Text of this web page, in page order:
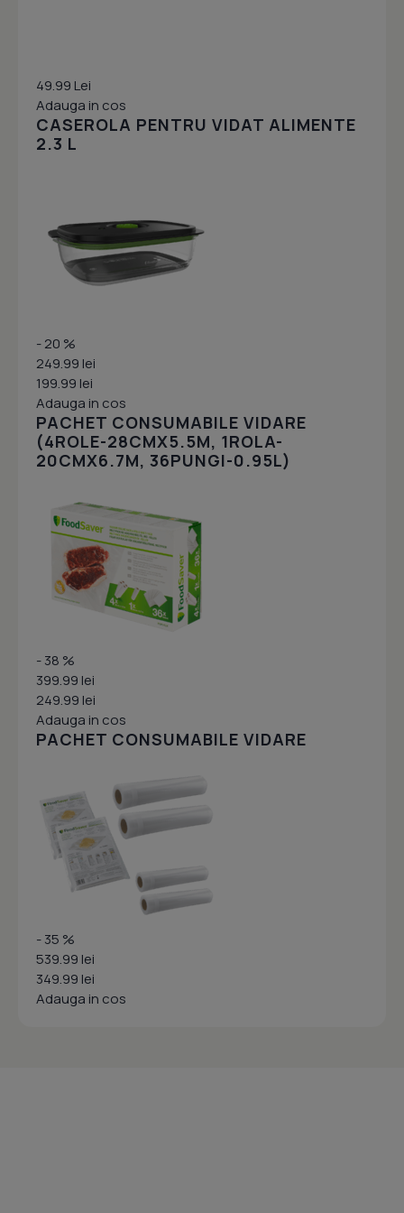
49.99 Lei
Adauga in cos
CASEROLA PENTRU VIDAT ALIMENTE
2.3 L
- 20 %
249.99 lei
199.99 lei
Adauga in cos
PACHET CONSUMABILE VIDARE
(4ROLE-28CMX5.5M, 1ROLA-
20CMX6.7M, 36PUNGI-0.95L)
- 38 %
399.99 lei
249.99 lei
Adauga in cos
PACHET CONSUMABILE VIDARE
- 35 %
539.99 lei
349.99 lei
Adauga in cos